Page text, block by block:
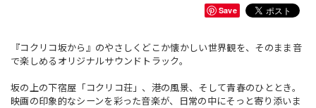
Save
『コクリコ坂から』のやさしくどこか懐かしい世界観を、そのまま音
で楽しめるオリジナルサウンドトラック。
坂の上の下宿屋「コクリコ荘」、港の風景、そして青春のひととき。
映画の印象的なシーンを彩った音楽が、日常の中にそっと寄り添いま